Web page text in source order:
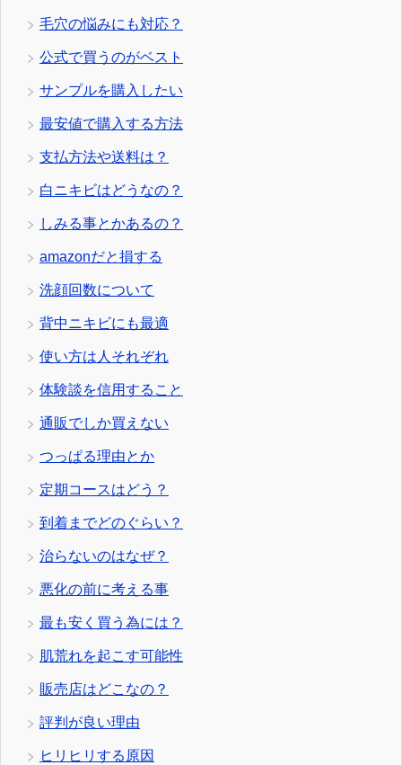
毛穴の悩みにも対応？
公式で買うのがベスト
サンプルを購入したい
最安値で購入する方法
支払方法や送料は？
白ニキビはどうなの？
しみる事とかあるの？
amazonだと損する
洗顔回数について
背中ニキビにも最適
使い方は人それぞれ
体験談を信用すること
通販でしか買えない
つっぱる理由とか
定期コースはどう？
到着までどのぐらい？
治らないのはなぜ？
悪化の前に考える事
最も安く買う為には？
肌荒れを起こす可能性
販売店はどこなの？
評判が良い理由
ヒリヒリする原因